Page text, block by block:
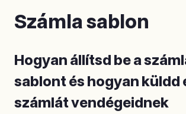
Számla sablon
Hogyan állítsd be a
sablont és hogyan küldd
számlát vendégeidnek